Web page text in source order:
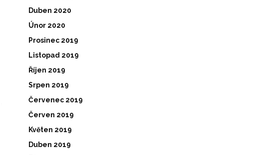
Duben 2020
Únor 2020
Prosinec 2019
Listopad 2019
Říjen 2019
Srpen 2019
Červenec 2019
Červen 2019
Květen 2019
Duben 2019